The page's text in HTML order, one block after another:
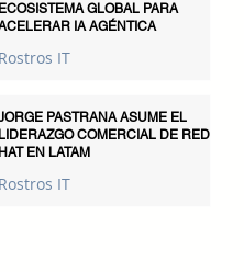
ECOSISTEMA GLOBAL PARA
IA AGÉNTICA
Rostros IT
PASTRANA ASUME EL
LIDERAZGO COMERCIAL DE RED
HAT EN LATAM
Rostros IT